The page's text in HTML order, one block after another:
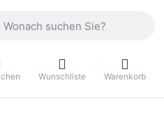
Wunschliste Warenkorb